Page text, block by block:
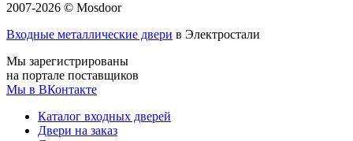
2007-2026 © Mosdoor
Входные металлические двери в Электростали
Мы зарегистрированы
на портале поставщиков
Мы в ВКонтакте
Каталог входных дверей
Двери на заказ